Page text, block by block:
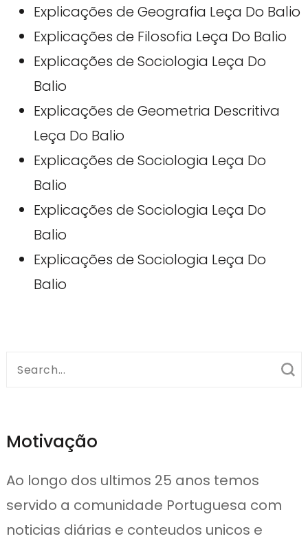
Explicações de Geografia Leça Do Balio
Explicações de Filosofia Leça Do Balio
Explicações de Sociologia Leça Do
Balio
Explicações de Geometria Descritiva
Leça Do Balio
Explicações de Sociologia Leça Do
Balio
Explicações de Sociologia Leça Do
Balio
Explicações de Sociologia Leça Do
Balio
Search
Motivação
Ao longo dos ultimos 25 anos temos
servido a comunidade Portuguesa com
noticias diárias e conteudos unicos e